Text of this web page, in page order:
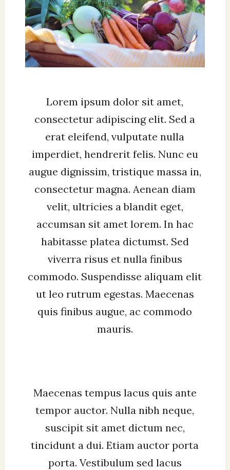
Lorem ipsum dolor sit amet,
consectetur adipiscing elit. Sed a
erat eleifend, vulputate nulla
imperdiet, hendrerit felis. Nunc eu
augue dignissim, tristique massa in,
consectetur magna. Aenean diam
velit, ultricies a blandit eget,
accumsan sit amet lorem. In hac
habitasse platea dictumst. Sed
viverra risus et nulla finibus
commodo. Suspendisse aliquam elit
ut leo rutrum egestas. Maecenas
quis finibus augue, ac commodo
mauris.
Maecenas tempus lacus quis ante
tempor auctor. Nulla nibh neque,
suscipit sit amet dictum nec,
tincidunt a dui. Etiam auctor porta
porta. Vestibulum sed lacus